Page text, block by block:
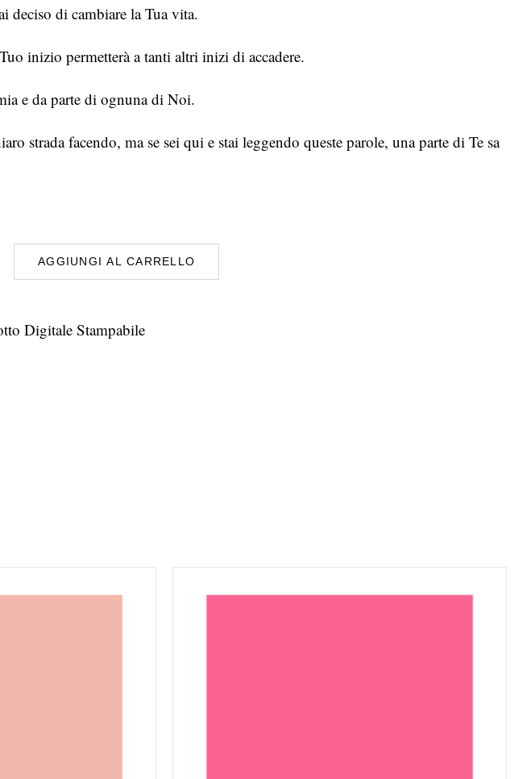
deciso di cambiare la Tua vita.
inizio permetterà a tanti altri inizi di accadere.
e da parte di ognuna di Noi.
strada facendo, ma se sei qui e stai leggendo queste parole, una parte di Te sa
AGGIUNGI AL CARRELLO
Digitale Stampabile